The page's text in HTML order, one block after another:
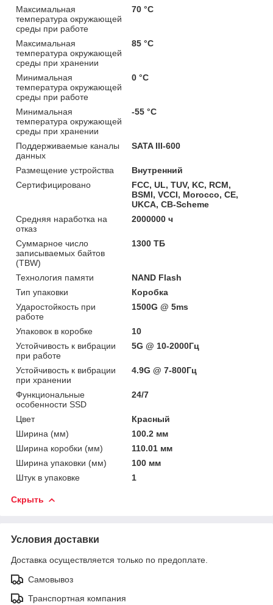
Максимальная
температура окружающей
среды при работе
70 °C
Максимальная
температура окружающей
среды при хранении
85 °C
Минимальная
температура окружающей
среды при работе
0 °C
Минимальная
температура окружающей
среды при хранении
-55 °C
Поддерживаемые каналы
данных
SATA III-600
Размещение устройства
Внутренний
Сертифицировано
FCC, UL, TUV, KC, RCM,
BSMI, VCCI, Morocco, CE,
UKCA, CB-Scheme
Средняя наработка на
отказ
2000000 ч
Суммарное число
записываемых байтов
(TBW)
1300 ТБ
Технология памяти
NAND Flash
Тип упаковки
Коробка
Ударостойкость при
работе
1500G @ 5ms
Упаковок в коробке
10
Устойчивость к вибрации
при работе
5G @ 10-2000Гц
Устойчивость к вибрации
при хранении
4.9G @ 7-800Гц
Функциональные
особенности SSD
24/7
Цвет
Красный
Ширина (мм)
100.2 мм
Ширина коробки (мм)
110.01 мм
Ширина упаковки (мм)
100 мм
Штук в упаковке
1
Скрыть
Условия доставки
Доставка осуществляется только по предоплате.
Самовывоз
Транспортная компания